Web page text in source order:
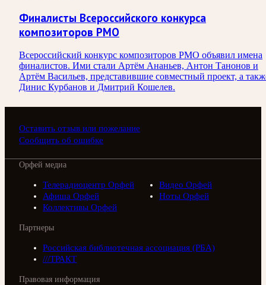
Финалисты Всероссийского конкурса
композиторов РМО
Всероссийский конкурс композиторов РМО объявил имена
финалистов. Ими стали Артём Ананьев, Антон Танонов и
Артём Васильев, представившие совместный проект, а
Динис Курбанов и Дмитрий Кошелев.
Оставить отзыв или пожелание
Сообщить об ошибке
Орфей медиа
Телерадиоцентр Орфей
Видео Орфей
Афиша Орфей
Ноты Орфей
Коллективы Орфей
Партнеры
Российская библиотечная ассоциация (РБА)
///ТРАКТ
Правовая информация